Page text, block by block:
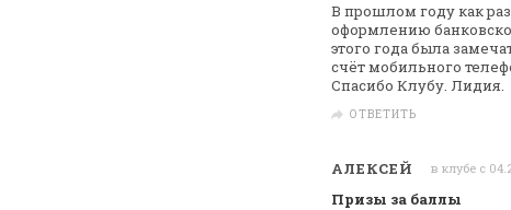
В прошлом году как
оформлению
этого года была
счёт мобильного
Спасибо Клубу. Лидия.
ОТВЕТИТЬ
АЛЕКСЕЙ в клубе с
Призы за баллы